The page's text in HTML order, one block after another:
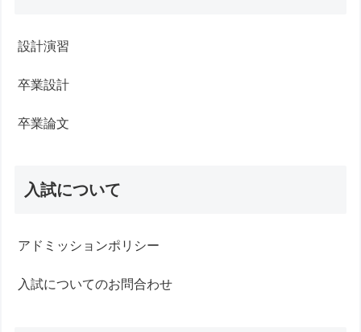
設計演習
卒業設計
卒業論文
入試について
アドミッションポリシー
入試についてのお問合わせ